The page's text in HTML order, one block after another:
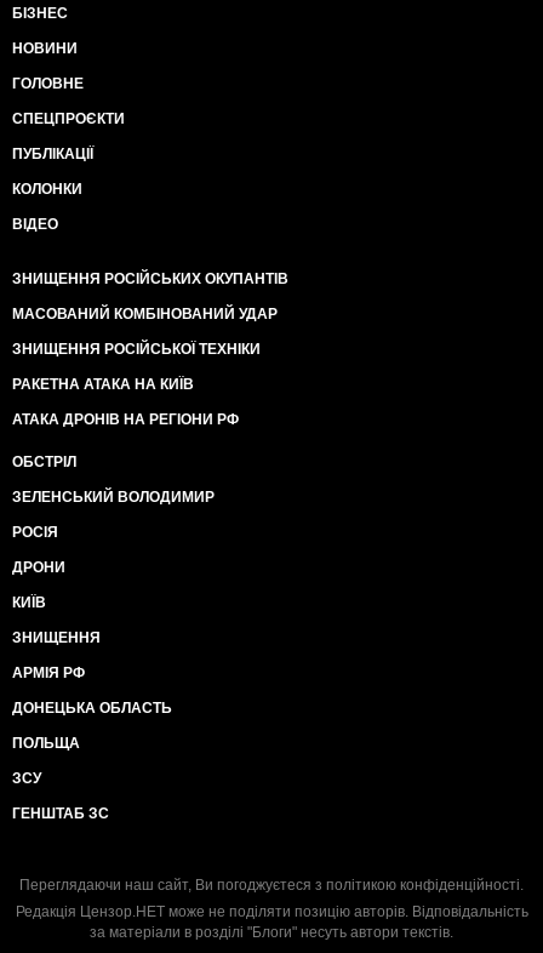
БІЗНЕС
НОВИНИ
ГОЛОВНЕ
СПЕЦПРОЄКТИ
ПУБЛІКАЦІЇ
КОЛОНКИ
ВІДЕО
ЗНИЩЕННЯ РОСІЙСЬКИХ ОКУПАНТІВ
МАСОВАНИЙ КОМБІНОВАНИЙ УДАР
ЗНИЩЕННЯ РОСІЙСЬКОЇ ТЕХНІКИ
РАКЕТНА АТАКА НА КИЇВ
АТАКА ДРОНІВ НА РЕГІОНИ РФ
ОБСТРІЛ
ЗЕЛЕНСЬКИЙ ВОЛОДИМИР
РОСІЯ
ДРОНИ
КИЇВ
ЗНИЩЕННЯ
АРМІЯ РФ
ДОНЕЦЬКА ОБЛАСТЬ
ПОЛЬЩА
ЗСУ
ГЕНШТАБ ЗС
Переглядаючи наш сайт, Ви погоджуєтеся з політикою конфіденційності.
Редакція Цензор.НЕТ може не поділяти позицію авторів. Відповідальність
за матеріали в розділі "Блоги" несуть автори текстів.